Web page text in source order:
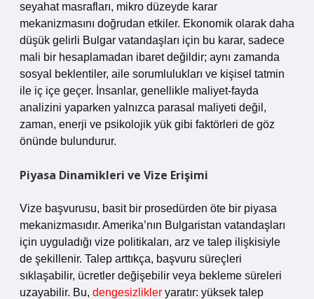
seyahat masrafları, mikro düzeyde karar
mekanizmasını doğrudan etkiler. Ekonomik olarak daha
düşük gelirli Bulgar vatandaşları için bu karar, sadece
mali bir hesaplamadan ibaret değildir; aynı zamanda
sosyal beklentiler, aile sorumlulukları ve kişisel tatmin
ile iç içe geçer. İnsanlar, genellikle maliyet-fayda
analizini yaparken yalnızca parasal maliyeti değil,
zaman, enerji ve psikolojik yük gibi faktörleri de göz
önünde bulundurur.
Piyasa Dinamikleri ve Vize Erişimi
Vize başvurusu, basit bir prosedürden öte bir piyasa
mekanizmasıdır. Amerika’nın Bulgaristan vatandaşları
için uyguladığı vize politikaları, arz ve talep ilişkisiyle
de şekillenir. Talep arttıkça, başvuru süreçleri
sıklaşabilir, ücretler değişebilir veya bekleme süreleri
uzayabilir. Bu, dengesizlikler yaratır: yüksek talep